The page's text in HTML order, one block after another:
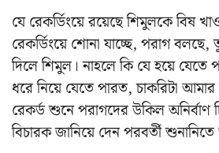
যে রেকর্ডিংয়ে রয়েছে শিমুলকে বিষ
রেকর্ডিংয়ে শোনা যাচ্ছে, পরাগ
দিলে শিমুল। নাহলে কি যে হয়ে
ধরে নিয়ে যেতে পারত, চাকরিটা
রেকর্ড শুনে পরাগদের উকিল অনির্বাণ
বিচারক জানিয়ে দেন পরবর্তী